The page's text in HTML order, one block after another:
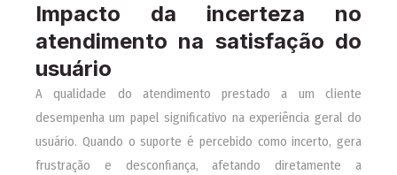
Impacto da incerteza no
atendimento na satisfação do
usuário
A qualidade do atendimento prestado a um cliente
desempenha um papel significativo na experiência geral do
usuário. Quando o suporte é percebido como incerto, gera
frustração e desconfiança, afetando diretamente a